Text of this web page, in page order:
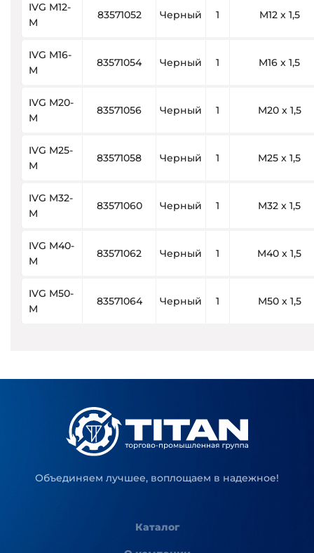
IVG M12-
M
83571052 Черный 1 M12 x 1,5
IVG M16-
M
83571054 Черный 1 M16 x 1,5
IVG M20-
M
83571056 Черный 1 M20 x 1,5
IVG M25-
M
83571058 Черный 1 M25 x 1,5
IVG M32-
M
83571060 Черный 1 M32 x 1,5
IVG M40-
M
83571062 Черный 1 M40 x 1,5
IVG M50-
M
83571064 Черный 1 M50 x 1,5
Объединяем лучшее, воплощаем в надежное!
Каталог